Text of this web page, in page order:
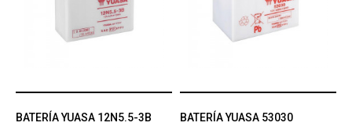
BATERÍA YUASA 12N5.5-3B BATERÍA YUASA 53030